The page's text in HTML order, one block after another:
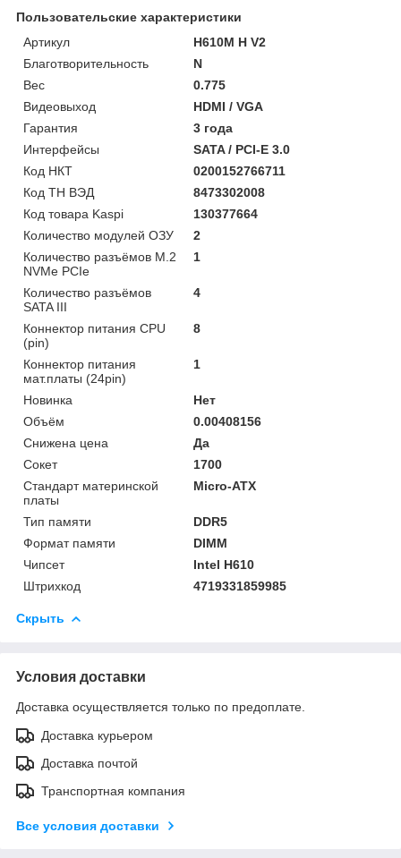
Пользовательские характеристики
Артикул
H610M H V2
Благотворительность
N
Вес
0.775
Видеовыход
HDMI / VGA
Гарантия
3 года
Интерфейсы
SATA / PCI-E 3.0
Код НКТ
0200152766711
Код ТН ВЭД
8473302008
Код товара Kaspi
130377664
Количество модулей ОЗУ
2
Количество разъёмов M.2
NVMe PCIe
1
Количество разъёмов
SATA III
4
Коннектор питания CPU
(pin)
8
Коннектор питания
мат.платы (24pin)
1
Новинка
Нет
Объём
0.00408156
Снижена цена
Да
Сокет
1700
Стандарт материнской
платы
Micro-ATX
Тип памяти
DDR5
Формат памяти
DIMM
Чипсет
Intel H610
Штрихкод
4719331859985
Скрыть
Условия доставки
Доставка осуществляется только по предоплате.
Доставка курьером
Доставка почтой
Транспортная компания
Все условия доставки